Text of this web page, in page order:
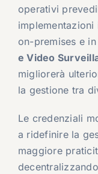
operativi
on-premises e
e Video
migliorerà
la gestione tra
Le credenziali
a ridefinire la
maggiore